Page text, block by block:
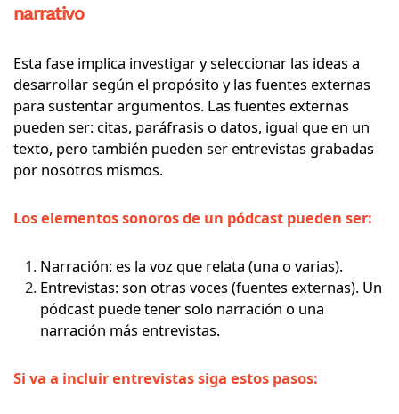
narrativo
Esta fase implica investigar y seleccionar las ideas a
desarrollar según el propósito y las fuentes externas
para sustentar argumentos. Las fuentes externas
pueden ser: citas, paráfrasis o datos, igual que en un
texto, pero también pueden ser entrevistas grabadas
por nosotros mismos.
Los elementos sonoros de un pódcast pueden ser:
Narración: es la voz que relata (una o varias).
Entrevistas: son otras voces (fuentes externas). Un
pódcast puede tener solo narración o una
narración más entrevistas.
Si va a incluir entrevistas siga estos pasos: